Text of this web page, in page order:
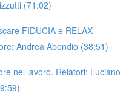
(71:02)
FIDUCIA e RELAX
Andrea Abondio (38:51)
nel lavoro. Relatori: Luciano